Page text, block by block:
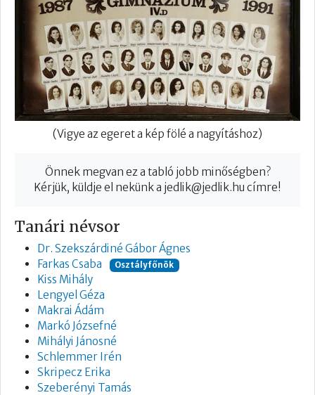
(Vigye az egeret a kép fölé a nagyításhoz)
Önnek megvan ez a tabló jobb minőségben?
Kérjük, küldje el nekünk a jedlik@jedlik.hu címre!
Tanári névsor
Dr. Szekszárdiné Gábor Ágnes
Farkas Csaba
Osztályfőnök
Kiss Mihály
Lengyel Géza
Makrai Ádám
Markó Józsefné
Mihályi Jánosné
Schlemmer Irén
Skripecz Erika
Szeberényi Tamás